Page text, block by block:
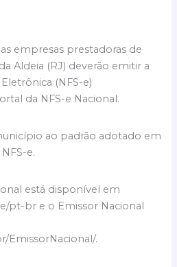
as empresas prestadoras de
Aldeia (RJ) deverão emitir a
(NFS-e)
da NFS-e Nacional.
ao padrão adotado em
e.
está disponível em
pt-br e o Emissor Nacional
EmissorNacional/.